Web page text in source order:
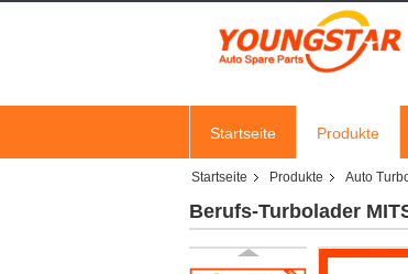
Startseite Produkte
Startseite Produkte Auto
Berufs-Turbolader